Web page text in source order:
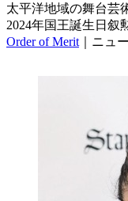
太平洋地域の舞台芸
2024年国王誕生日叙
Order of Merit ｜ニュ